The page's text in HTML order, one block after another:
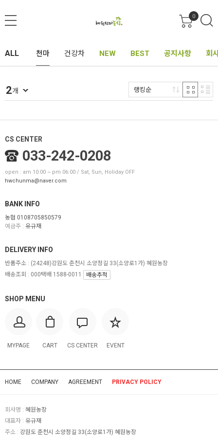
0
ALL 천마 건강차 NEW BEST 공지사항 회
2개 랭킹순
CS CENTER
033-242-0208
open : am 10:00 ~ pm 06:00 / Sat, Sun, Holiday OFF
hwchunma@naver.com
BANK INFO
농협 0108705850579
예금주 : 유규재
SHOP MENU
MYPAGE CART CS CENTER EVENT
DELIVERY INFO
반품주소 : (24248)강원도 춘천시 소양정길 33(소양로1가) 혜원농장
배송조회 : 000택배 1588-0011
배송추적
HOME COMPANY AGREEMENT PRIVACY POLICY
회사명 : 혜원농장
대표자 : 유규재
주소 : 강원도 춘천시 소양정길 33(소양로1가) 혜원농장